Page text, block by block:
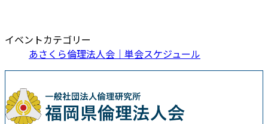
イベントカテゴリー
あさくら倫理法人会｜単会スケジュール